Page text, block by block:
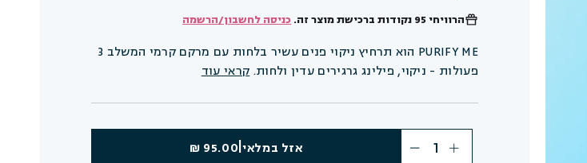
הרוויחי 95 נקודות ברכישת מוצר זה. כניסה לחשבון/הרשמה
PURIFY ME הוא תרחיץ ניקוי פנים עשיר בלחות עם מרקם קרמי המשלב 3
פעולות - ניקוי, פילינג גרגירים עדין ולחות. קראי עוד
אזל במלאי 95.00 ₪